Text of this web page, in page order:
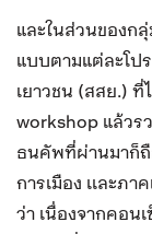
และในส่วนของก
แบบตามแต่ละโป
เยาวชน (สสย.)
workshop แล้วร
ธนคัพที่ผ่านมาก็
การเมือง เเละภ
ว่า เนื่องจากคอน